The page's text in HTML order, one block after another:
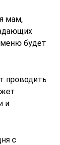
мам,
меню будет
проводить
и
с